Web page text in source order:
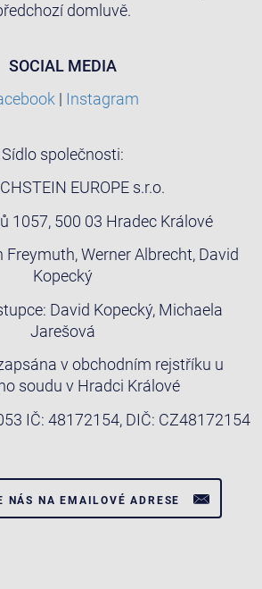
domluvě.
SOCIAL MEDIA
| Instagram
Sídlo společnosti:
EUROPE s.r.o.
1057, 500 03 Hradec Králové
Freymuth, Werner Albrecht, David
Kopecký
David Kopecký, Michaela
Jarešová
v obchodním rejstříku u
soudu v Hradci Králové
IČ: 48172154, DIČ: CZ48172154
NÁS NA EMAILOVÉ ADRESE